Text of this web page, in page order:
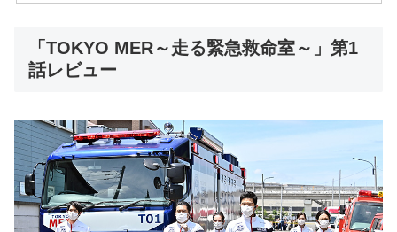
「TOKYO MER～走る緊急救命室～」第1
話レビュー